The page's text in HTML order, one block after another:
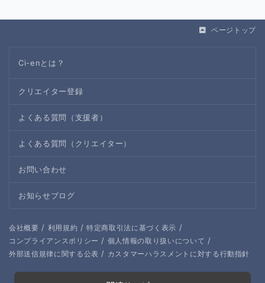
ページトップ
Ci-enとは？
クリエイター登録
よくある質問（支援者）
よくある質問（クリエイター）
お問い合わせ
お知らせブログ
会社概要 / 利用規約 / 特定商取引法に基づく表示 /
コンプライアンスポリシー / 個人情報の取り扱いについて /
外部送信規律に関する公表 / カスタマーハラスメントに対する行動指針